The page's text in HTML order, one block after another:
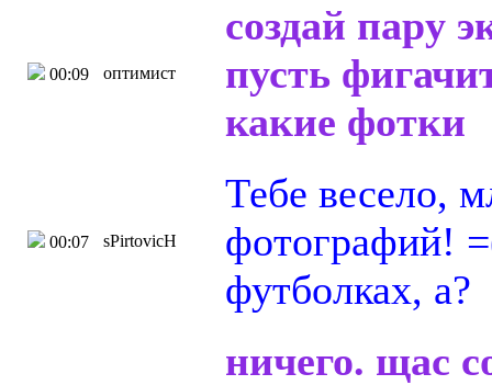
00:09 оптимист
создай пару
пусть
какие фотки
00:07 sPirtovicH
Тебе весело,
фотографий!
футболках, а?
ничего. щас